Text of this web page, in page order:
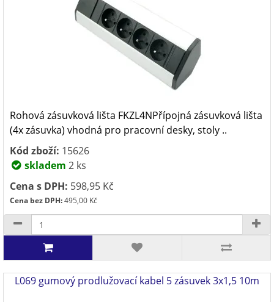
Rohová zásuvková lišta FKZL4NPřípojná zásuvková lišta
(4x zásuvka) vhodná pro pracovní desky, stoly ..
Kód zboží: 15626
skladem 2 ks
Cena s DPH: 598,95 Kč
Cena bez DPH:495,00 Kč
L069 gumový prodlužovací kabel 5 zásuvek 3x1,5 10m